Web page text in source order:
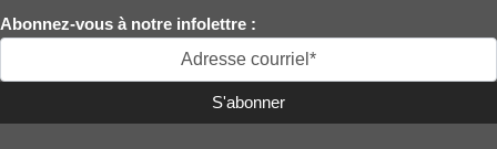
Abonnez-vous à notre infolettre :